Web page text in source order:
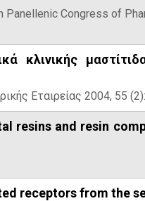
Congress of
κλινικής
Εταιρείας 2004, 55
resins and resin
receptors from the